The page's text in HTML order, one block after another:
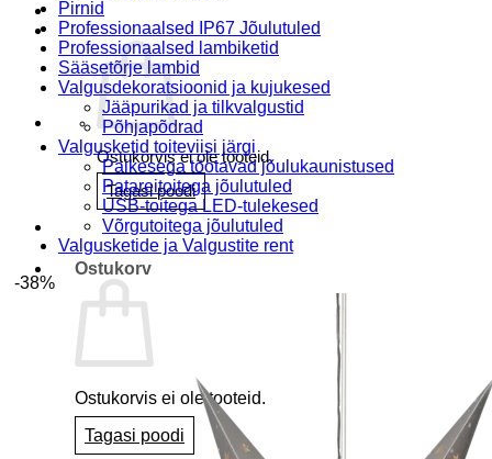
Ostukorvis ei ole tooteid.
Tagasi poodi
Ostukorv
Ostukorvis ei ole tooteid.
Tagasi poodi
Pirnid
Professionaalsed IP67 Jõulutuled
Professionaalsed lambiketid
Sääsetõrje lambid
Valgusdekoratsioonid ja kujukesed
Jääpurikad ja tilkvalgustid
Põhjapõdrad
Valgusketid toiteviisi järgi
Päikesega töötavad jõulukaunistused
Patareitoitega jõulutuled
USB-toitega LED-tulekesed
Võrgutoitega jõulutuled
Valgusketide ja Valgustite rent
-38%